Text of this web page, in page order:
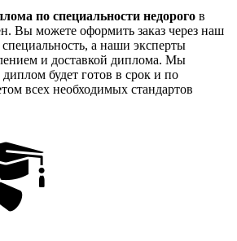
по специальности недорого в
Вы можете оформить заказ через наш
а наши эксперты
и доставкой диплома. Мы
будет готов в срок и по
всех необходимых стандартов